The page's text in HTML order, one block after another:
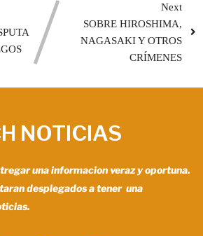
Next
SOBRE HIROSHIMA,
NAGASAKI Y OTROS
CRÍMENES
NOTICIAS
una informacion veraz y oportuna.
desplegados a tener una